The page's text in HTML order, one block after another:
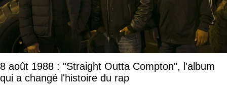
8 août 1988 : "Straight Outta Compton", l'album
qui a changé l'histoire du rap